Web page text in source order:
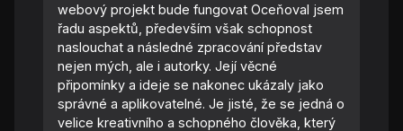
webový projekt bude fungovat Oceňoval jsem
řadu aspektů, především však schopnost
naslouchat a následné zpracování představ
nejen mých, ale i autorky. Její věcné
připomínky a ideje se nakonec ukázaly jako
správné a aplikovatelné. Je jisté, že se jedná o
velice kreativního a schopného člověka, který